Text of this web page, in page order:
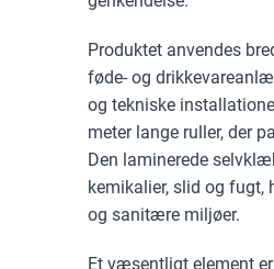
Produktet anvendes
føde- og
og tekniske
meter lange ruller, der
Den laminerede
kemikalier, slid og fugt,
og sanitære miljøer.
Et væsentligt element